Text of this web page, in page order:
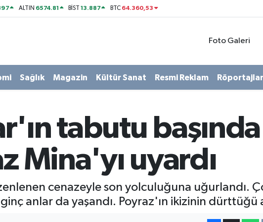
ALTIN 6574.81 BİST13.887 BTC 64.360,53
Foto Galeri
Sağlık Magazin Kültür Sanat Resmi Reklam Röportajlar
tabutu
Mina'yı uyardı
cenazeyle son yolculuğuna uğurlandı.
anlar da yaşandı. Poyraz'ın ikizinin